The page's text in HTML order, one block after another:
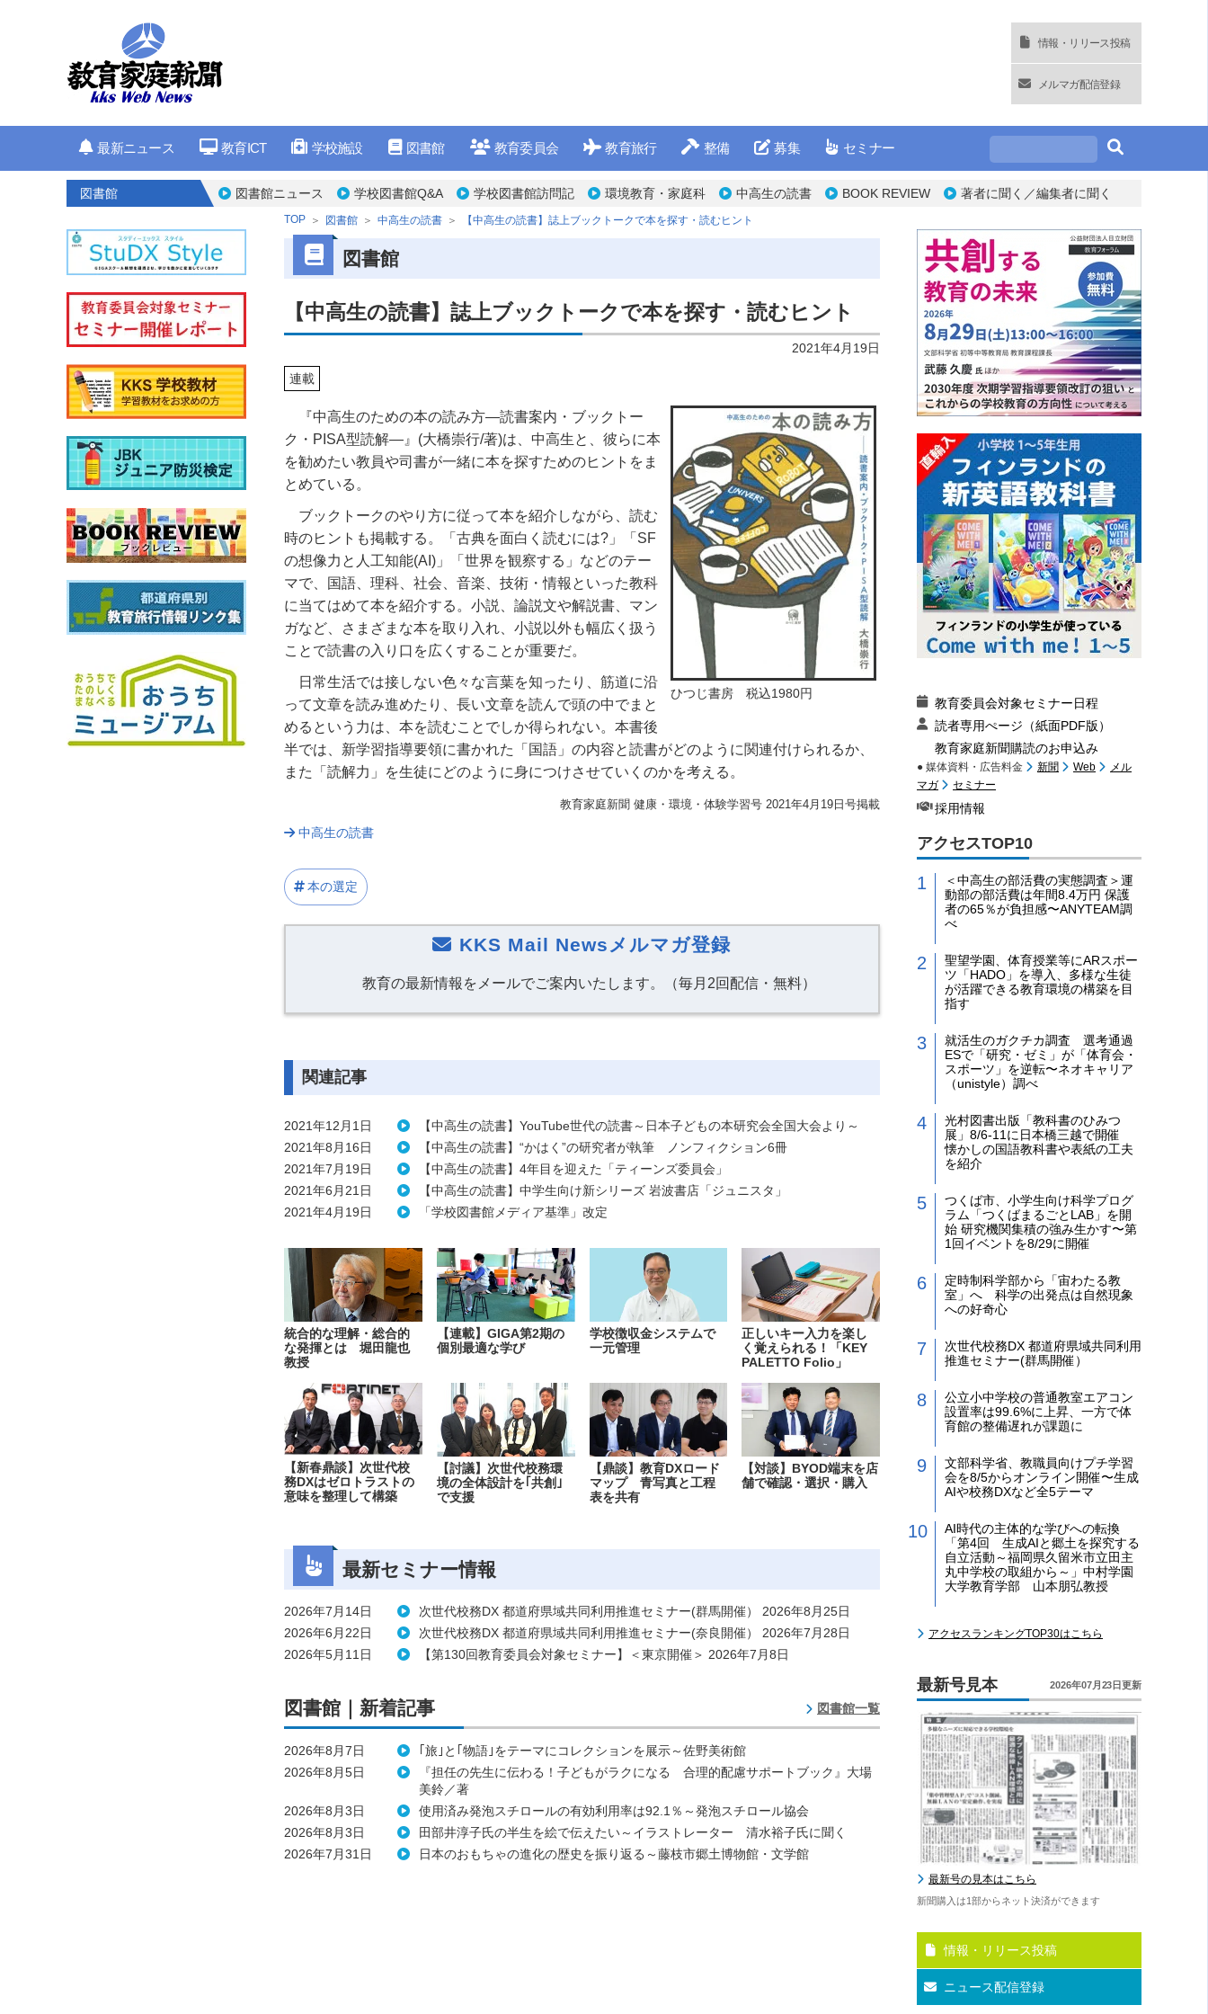
情報・リリース投稿
メルマガ配信登録
最新ニュース 教育ICT 学校施設 図書館 教育委員会 教育旅行 整備 募集 セミナー
図書館 図書館ニュース 学校図書館Q&A 学校図書館訪問記 環境教育・家庭科 中高生の読書 BOOK REVIEW 著者に聞く／編集者に聞く
TOP 図書館 中高生の読書 【中高生の読書】誌上ブックトークで本を探す・読むヒント
図書館
【中高生の読書】誌上ブックトークで本を探す・読むヒント
2021年4月19日
連載
ひつじ書房 税込1980円
『中高生のための本の読み方―読書案内・ブックトー
ク・PISA型読解―』(大橋崇行/著)は、中高生と、彼らに本
を勧めたい教員や司書が一緒に本を探すためのヒントをま
とめている。
ブックトークのやり方に従って本を紹介しながら、読む
時のヒントも掲載する。「古典を面白く読むには?」「SF
の想像力と人工知能(AI)」「世界を観察する」などのテー
マで、国語、理科、社会、音楽、技術・情報といった教科
に当てはめて本を紹介する。小説、論説文や解説書、マン
ガなど、さまざまな本を取り入れ、小説以外も幅広く扱う
ことで読書の入り口を広くすることが重要だ。
日常生活では接しない色々な言葉を知ったり、筋道に沿
って文章を読み進めたり、長い文章を読んで頭の中でまと
めるという力は、本を読むことでしか得られない。本書後
半では、新学習指導要領に書かれた「国語」の内容と読書がどのように関連付けられるか、
また「読解力」を生徒にどのように身につけさせていくのかを考える。
教育家庭新聞 健康・環境・体験学習号 2021年4月19日号掲載
中高生の読書
本の選定
KKS Mail Newsメルマガ登録
教育の最新情報をメールでご案内いたします。（毎月2回配信・無料）
関連記事
2021年12月1日
【中高生の読書】YouTube世代の読書～日本子どもの本研究会全国大会より～
2021年8月16日
【中高生の読書】“かはく”の研究者が執筆 ノンフィクション6冊
2021年7月19日
【中高生の読書】4年目を迎えた「ティーンズ委員会」
2021年6月21日
【中高生の読書】中学生向け新シリーズ 岩波書店「ジュニスタ」
2021年4月19日
「学校図書館メディア基準」改定
統合的な理解・総合的
な発揮とは 堀田龍也
教授
【連載】GIGA第2期の
個別最適な学び
学校徴収金システムで
一元管理
正しいキー入力を楽し
く覚えられる！「KEY
PALETTO Folio」
【新春鼎談】次世代校
務DXはゼロトラストの
意味を整理して構築
【討議】次世代校務環
境の全体設計を｢共創｣
で支援
【鼎談】教育DXロード
マップ 青写真と工程
表を共有
【対談】BYOD端末を店
舗で確認・選択・購入
最新セミナー情報
2026年7月14日
次世代校務DX 都道府県域共同利用推進セミナー(群馬開催） 2026年8月25日
2026年6月22日
次世代校務DX 都道府県域共同利用推進セミナー(奈良開催） 2026年7月28日
2026年5月11日
【第130回教育委員会対象セミナー】＜東京開催＞ 2026年7月8日
図書館｜新着記事 図書館一覧
2026年8月7日
｢旅｣と｢物語｣をテーマにコレクションを展示～佐野美術館
2026年8月5日
『担任の先生に伝わる！子どもがラクになる 合理的配慮サポートブック』大場
美鈴／著
2026年8月3日
使用済み発泡スチロールの有効利用率は92.1％～発泡スチロール協会
2026年8月3日
田部井淳子氏の半生を絵で伝えたい～イラストレーター 清水裕子氏に聞く
2026年7月31日
日本のおもちゃの進化の歴史を振り返る～藤枝市郷土博物館・文学館
教育委員会対象セミナー日程
読者専用ぺージ（紙面PDF版）
教育家庭新聞購読のお申込み
● 媒体資料・広告料金 新聞 Web
メル
マガ
セミナー
採用情報
アクセスTOP10
＜中高生の部活費の実態調査＞運
動部の部活費は年間8.4万円 保護
者の65％が負担感〜ANYTEAM調
べ
聖望学園、体育授業等にARスポー
ツ「HADO」を導入、多様な生徒
が活躍できる教育環境の構築を目
指す
就活生のガクチカ調査 選考通過
ESで「研究・ゼミ」が「体育会・
スポーツ」を逆転〜ネオキャリア
（unistyle）調べ
光村図書出版「教科書のひみつ
展」8/6-11に日本橋三越で開催
懐かしの国語教科書や表紙の工夫
を紹介
つくば市、小学生向け科学プログ
ラム「つくばまるごとLAB」を開
始 研究機関集積の強み生かす〜第
1回イベントを8/29に開催
定時制科学部から「宙わたる教
室」へ 科学の出発点は自然現象
への好奇心
次世代校務DX 都道府県域共同利用
推進セミナー(群馬開催）
公立小中学校の普通教室エアコン
設置率は99.6%に上昇、一方で体
育館の整備遅れが課題に
文部科学省、教職員向けプチ学習
会を8/5からオンライン開催〜生成
AIや校務DXなど全5テーマ
AI時代の主体的な学びへの転換
「第4回 生成AIと郷土を探究する
自立活動～福岡県久留米市立田主
丸中学校の取組から～」中村学園
大学教育学部 山本朋弘教授
アクセスランキングTOP30はこちら
最新号見本 2026年07月23日更新
最新号の見本はこちら
新聞購入は1部からネット決済ができます
情報・リリース投稿
ニュース配信登録